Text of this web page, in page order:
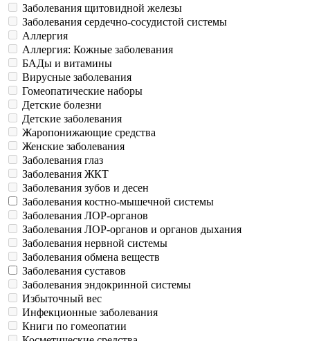
Заболевания щитовидной железы
Заболевания сердечно-сосудистой системы
Аллергия
Аллергия: Кожные заболевания
БАДы и витамины
Вирусные заболевания
Гомеопатические наборы
Детские болезни
Детские заболевания
Жаропонижающие средства
Женские заболевания
Заболевания глаз
Заболевания ЖКТ
Заболевания зубов и десен
Заболевания костно-мышечной системы
Заболевания ЛОР-органов
Заболевания ЛОР-органов и органов дыхания
Заболевания нервной системы
Заболевания обмена веществ
Заболевания суставов
Заболевания эндокринной системы
Избыточный вес
Инфекционные заболевания
Книги по гомеопатии